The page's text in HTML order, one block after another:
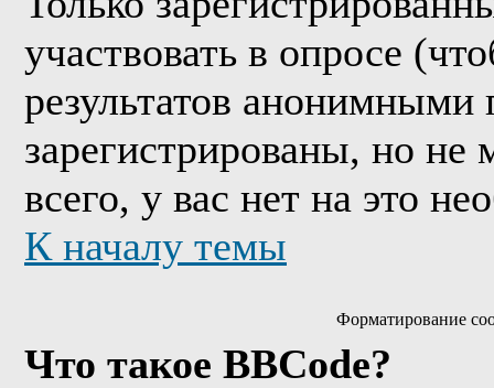
участвовать в опросе
результатов
зарегистрированы, но не
всего, у вас нет на это
К началу темы
Форматирование
Что такое BBCode?